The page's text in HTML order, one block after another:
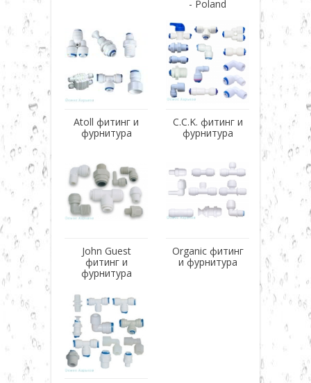
- Poland
Atoll фитинг и
фурнитура
C.C.K. фитинг и
фурнитура
John Guest
фитинг и
фурнитура
Organic фитинг
и фурнитура